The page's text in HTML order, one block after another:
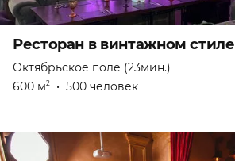
Ресторан в винтажном стиле
Октябрьское поле (23мин.)
600 м2 • 500 человек